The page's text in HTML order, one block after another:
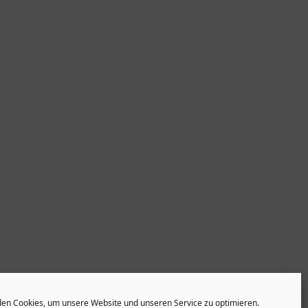
Cookies, um unsere Website und unseren Service zu optimieren.